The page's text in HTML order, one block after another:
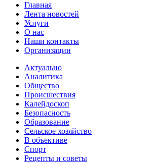
Главная
Лента новостей
Услуги
О нас
Наши контакты
Организации
Актуально
Аналитика
Общество
Происшествия
Калейдоскоп
Безопасность
Образование
Сельское хозяйство
В объективе
Спорт
Рецепты и советы